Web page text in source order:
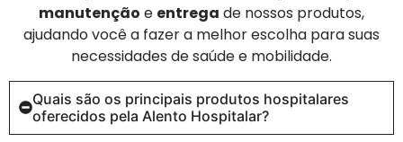
manutenção e entrega de nossos produtos,
ajudando você a fazer a melhor escolha para suas
necessidades de saúde e mobilidade.
Quais são os principais produtos hospitalares
oferecidos pela Alento Hospitalar?